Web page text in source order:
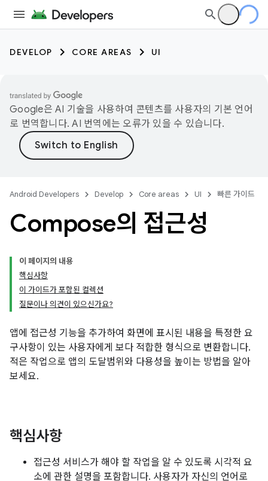
DEVELOP CORE AREAS UI
Google은 AI 기술을 사용하여 콘텐츠를 사용자의 기본 언어
로 번역합니다. AI 번역에는 오류가 있을 수 있습니다.
Android Developers Develop Core areas UI 빠른 가이드
Compose의 접근성
이 페이지의 내용
핵심사항
이 가이드가 포함된 컬렉션
질문이나 의견이 있으신가요?
앱에 접근성 기능을 추가하여 화면에 표시된 내용을 특정한 요
구사항이 있는 사용자에게 보다 적합한 형식으로 변환합니다.
적은 작업으로 앱의 도달범위와 다용성을 높이는 방법을 알아
보세요.
핵심사항
접근성 서비스가 해야 할 작업을 알 수 있도록 시각적 요
소에 관한 설명을 포함합니다. 사용자가 자신의 언어로